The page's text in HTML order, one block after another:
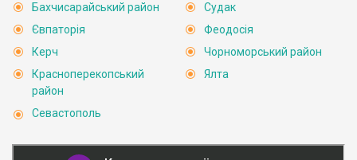
Бахчисарайський район
Євпаторія
Керч
Красноперекопський
район
Севастополь
Судак
Феодосія
Чорноморський район
Ялта